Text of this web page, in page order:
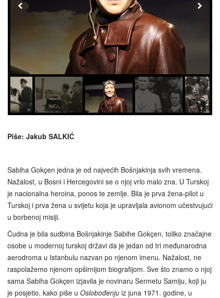
Piše: Jakub SALKIĆ
Sabiha Gokçen jedna je od najvećih Bošnjakinja svih vremena.
Nažalost, u Bosni i Hercegovini se o njoj vrlo malo zna. U Turskoj
je nacionalna heroina, ponos te zemlje. Bila je prva žena‑pilot u
Turskoj i prva žena u svijetu koja je upravljala avionom učestvujući
u borbenoj misiji.
Čudna je bila sudbina Bošnjakinje Sabihe Gӧkçen, toliko značajne
osobe u modernoj turskoj državi da je jedan od tri međunarodna
aerodroma u Istanbulu nazvan po njenom imenu. Nažalost, ne
raspolažemo njenom opširnijom biografijom. Sve što znamo o njoj
sama Sabiha Gӧkçen izjavila je novinaru Sermetu Samiju, koji ju
je posjetio, kako piše u Oslobođenju iz juna 1971. godine, u